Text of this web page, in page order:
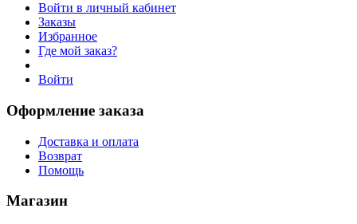
Войти в личный кабинет
Заказы
Избранное
Где мой заказ?
Войти
Оформление заказа
Доставка и оплата
Возврат
Помощь
Магазин